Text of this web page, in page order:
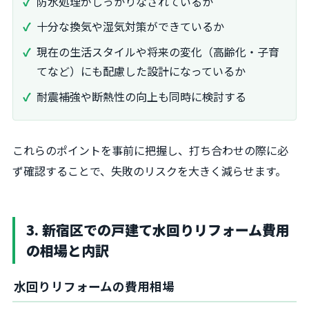
十分な換気や湿気対策ができているか
現在の生活スタイルや将来の変化（高齢化・子育
てなど）にも配慮した設計になっているか
耐震補強や断熱性の向上も同時に検討する
これらのポイントを事前に把握し、打ち合わせの際に必
ず確認することで、失敗のリスクを大きく減らせます。
3. 新宿区での戸建て水回りリフォーム費用
の相場と内訳
水回りリフォームの費用相場